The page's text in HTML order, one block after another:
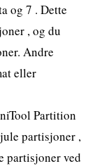
og 7 . Dette
, og du
Andre
eller
Partition
partisjoner ,
partisjoner ved